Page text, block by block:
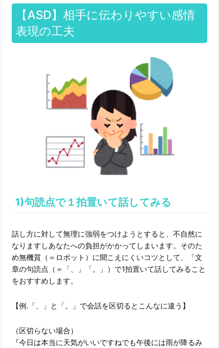
【ASD】相手に伝わりやすい感情
表現の工夫
1)句読点で１拍置いて話してみる
話し方に対して無理に強弱をつけようとすると、不自然に
なりますしあなたへの負担がかかってしまいます。そのた
め無機質（＝ロボット）に聞こえにくいコツとして、「文
章の句読点（＝「、」「。」）で1拍置いて話してみること
をおすすめします。
【例.「、」と「。」で会話を区切るとこんなに違う】
（区切らない場合）
『今日は本当に天気がいいですねでも午後には雨が降るみ